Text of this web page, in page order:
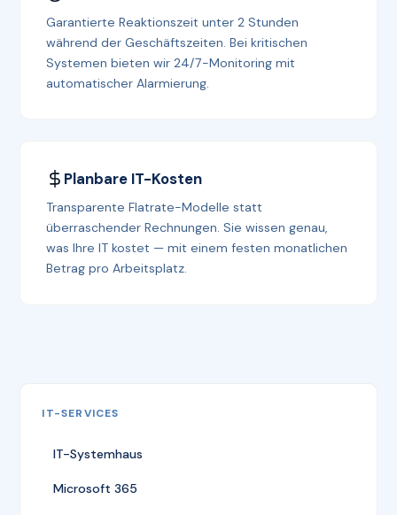
Garantierte Reaktionszeit unter 2 Stunden
während der Geschäftszeiten. Bei kritischen
Systemen bieten wir 24/7-Monitoring mit
automatischer Alarmierung.
Planbare IT-Kosten
Transparente Flatrate-Modelle statt
überraschender Rechnungen. Sie wissen genau,
was Ihre IT kostet — mit einem festen monatlichen
Betrag pro Arbeitsplatz.
IT-SERVICES
IT-Systemhaus
Microsoft 365